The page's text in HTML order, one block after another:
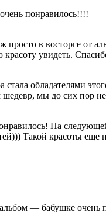
понравилось!!!!
в восторге от
увидеть.
обладателями
мы до сих пор
На
Такой красоты еще
— бабушке очень